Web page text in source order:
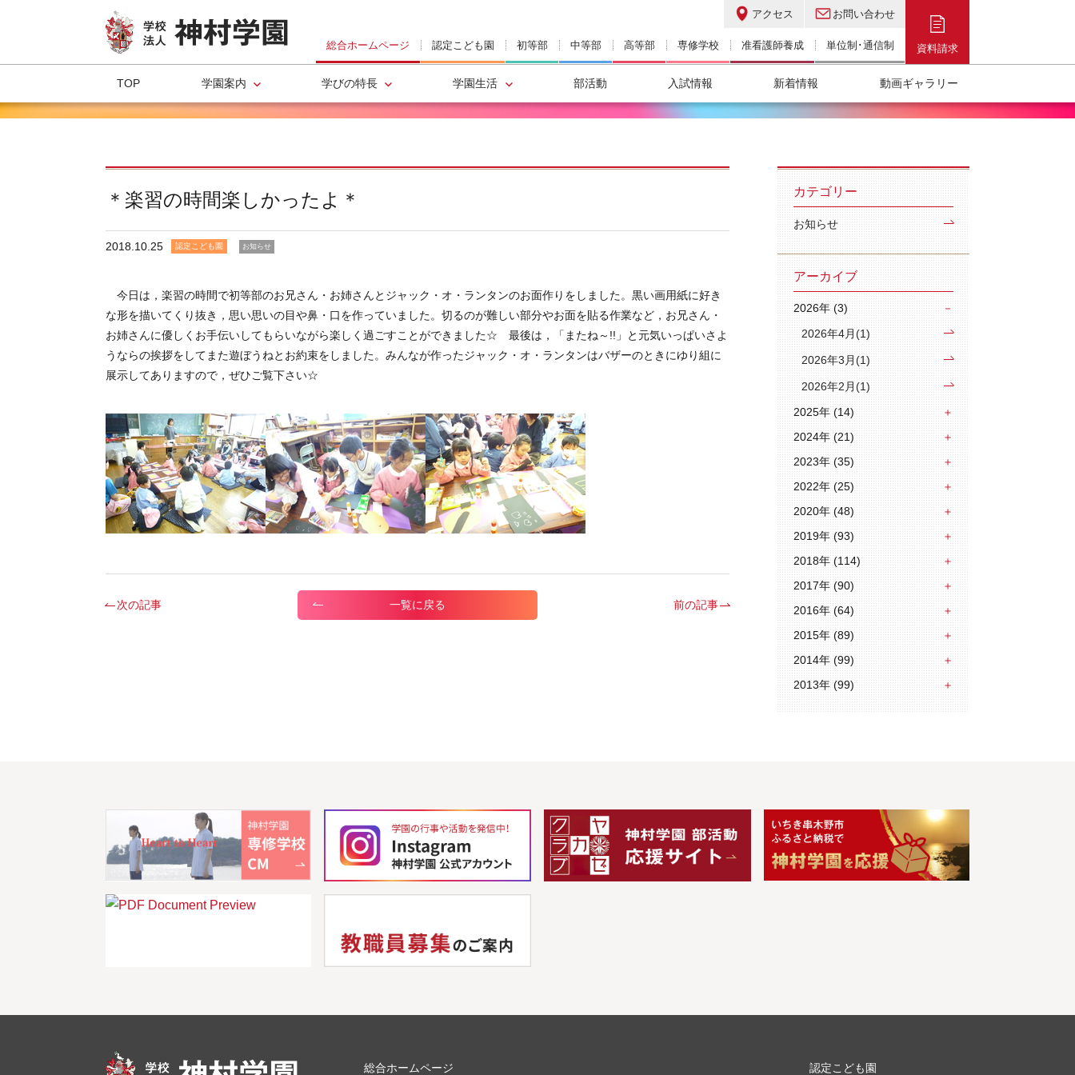
総合ホームページ 認定こども園 初等部 中等部 高等部 専修学校 准看護師養成 単位制･通信制
アクセス お問い合わせ
資料請求
TOP 学園案内 学びの特長 学園生活 部活動 入試情報 新着情報 動画ギャラリー
＊楽習の時間楽しかったよ＊
2018.10.25 認定こども園 お知らせ
今日は，楽習の時間で初等部のお兄さん・お姉さんとジャック・オ・ランタンのお面作りをしました。黒い画用紙に好き
な形を描いてくり抜き，思い思いの目や鼻・口を作っていました。切るのが難しい部分やお面を貼る作業など，お兄さん・
お姉さんに優しくお手伝いしてもらいながら楽しく過ごすことができました☆ 最後は，「またね～!!」と元気いっぱいさよ
うならの挨拶をしてまた遊ぼうねとお約束をしました。みんなが作ったジャック・オ・ランタンはバザーのときにゆり組に
展示してありますので，ぜひご覧下さい☆
次の記事 一覧に戻る 前の記事
カテゴリー
お知らせ
アーカイブ
2026年 (3)
2026年4月(1)
2026年3月(1)
2026年2月(1)
2025年 (14)
2024年 (21)
2023年 (35)
2022年 (25)
2020年 (48)
2019年 (93)
2018年 (114)
2017年 (90)
2016年 (64)
2015年 (89)
2014年 (99)
2013年 (99)
総合ホームページ 認定こども園